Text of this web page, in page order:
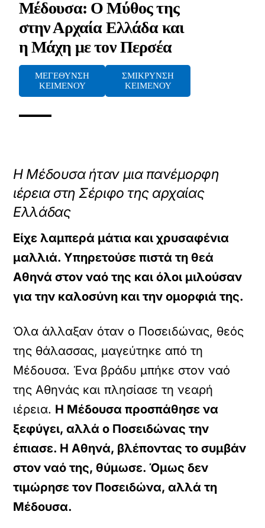
Μέδουσα: Ο Μύθος της
στην Αρχαία Ελλάδα και
η Μάχη με τον Περσέα
ΜΕΓΕΘΥΝΣΗ
ΚΕΙΜΕΝΟΥ
ΣΜΙΚΡΥΝΣΗ
ΚΕΙΜΕΝΟΥ
Η Μέδουσα ήταν μια πανέμορφη
ιέρεια στη Σέριφο της αρχαίας
Ελλάδας
Είχε λαμπερά μάτια και χρυσαφένια
μαλλιά. Υπηρετούσε πιστά τη θεά
Αθηνά στον ναό της και όλοι μιλούσαν
για την καλοσύνη και την ομορφιά της.
Όλα άλλαξαν όταν ο Ποσειδώνας, θεός
της θάλασσας, μαγεύτηκε από τη
Μέδουσα. Ένα βράδυ μπήκε στον ναό
της Αθηνάς και πλησίασε τη νεαρή
ιέρεια. Η Μέδουσα προσπάθησε να
ξεφύγει, αλλά ο Ποσειδώνας την
έπιασε. Η Αθηνά, βλέποντας το συμβάν
στον ναό της, θύμωσε. Όμως δεν
τιμώρησε τον Ποσειδώνα, αλλά τη
Μέδουσα.